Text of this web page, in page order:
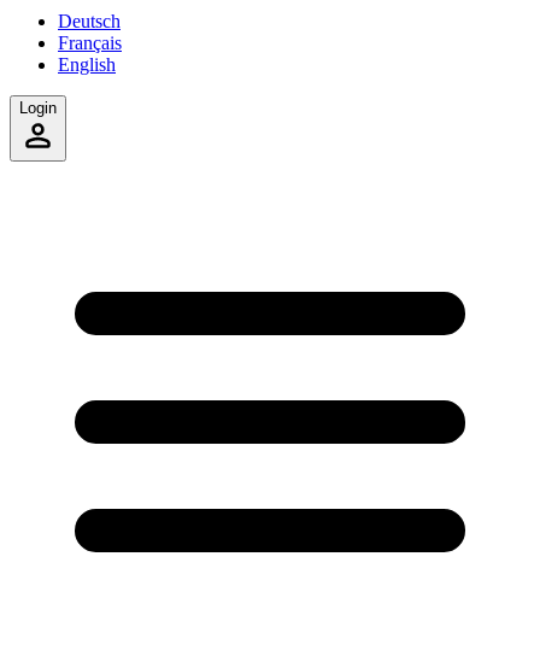
Deutsch
Français
English
Login